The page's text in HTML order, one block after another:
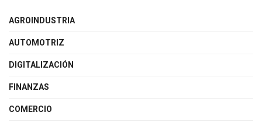
AGROINDUSTRIA
AUTOMOTRIZ
DIGITALIZACIÓN
FINANZAS
COMERCIO